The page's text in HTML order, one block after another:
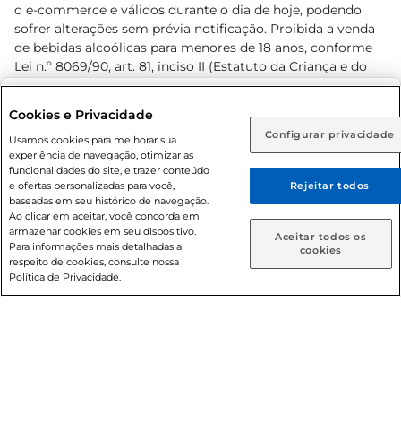
Rio de Janeiro (RJ) Goiás (GO)
Ou
Caso queira comprar online, informe como deseja receber
suas compras:
Entrega em casa Retire em Loja
o e-commerce e válidos durante o dia de hoje, podendo
sofrer alterações sem prévia notificação. Proibida a venda
de bebidas alcoólicas para menores de 18 anos, conforme
Lei n.º 8069/90, art. 81, inciso II (Estatuto da Criança e do
Adolescente). Preços e condições exclusivos para o
prévio. O valor mínimo para as compras on-line é de R$
80,00.
© 2026 Copyright. Todos os direitos
reservados Prezunic.
Cookies e Privacidade
Usamos cookies para melhorar sua
experiência de navegação, otimizar as
funcionalidades do site, e trazer conteúdo
e ofertas personalizadas para você,
baseadas em seu histórico de navegação.
Ao clicar em aceitar, você concorda em
armazenar cookies em seu dispositivo.
Para informações mais detalhadas a
respeito de cookies, consulte nossa
Política de Privacidade.
Configurar privacidade
Rejeitar todos
Aceitar todos os
cookies